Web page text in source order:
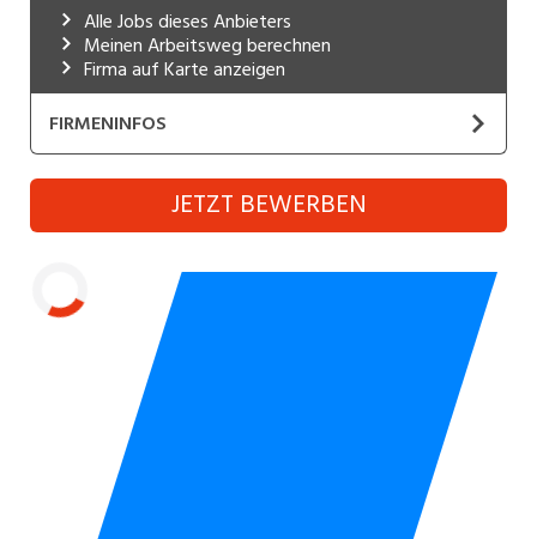
Management / Kader
Gastronomie, Hotellerie, Tourismus,
Lebensmittel
Immobilien, Facility Management, Reinigung
Industrie, Maschinenbau, Anlagenbau,
Produktion
Informatik, Telekommunikation
Körperpflege, Wellness
Marketing, Kommunikation, Medien, Druck
Mechanik, Elektronik, Optik (Fertigung)
Medizin, Gesundheitswesen, Pflege
Sicherheit, Rettung, Polizei, Zoll
Alle Jobs dieses Anbieters
Meinen Arbeitsweg berechnen
Firma auf Karte anzeigen
FIRMENINFOS
ISS Schweiz AG
JETZT BEWERBEN